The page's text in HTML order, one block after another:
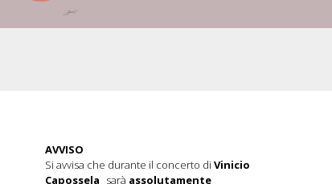
AVVISO
Si avvisa che durante il concerto di Vinicio
Capossela sarà assolutamente